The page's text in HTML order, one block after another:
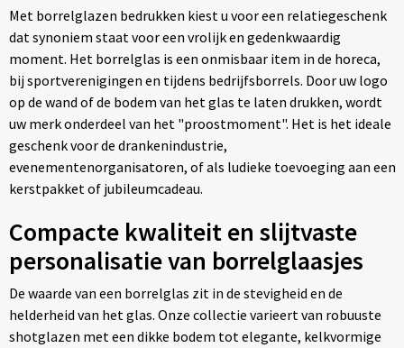
Met borrelglazen bedrukken kiest u voor een relatiegeschenk
dat synoniem staat voor een vrolijk en gedenkwaardig
moment. Het borrelglas is een onmisbaar item in de horeca,
bij sportverenigingen en tijdens bedrijfsborrels. Door uw logo
op de wand of de bodem van het glas te laten drukken, wordt
uw merk onderdeel van het "proostmoment". Het is het ideale
geschenk voor de drankenindustrie,
evenementenorganisatoren, of als ludieke toevoeging aan een
kerstpakket of jubileumcadeau.
Compacte kwaliteit en slijtvaste
personalisatie van borrelglaasjes
De waarde van een borrelglas zit in de stevigheid en de
helderheid van het glas. Onze collectie varieert van robuuste
shotglazen met een dikke bodem tot elegante, kelkvormige